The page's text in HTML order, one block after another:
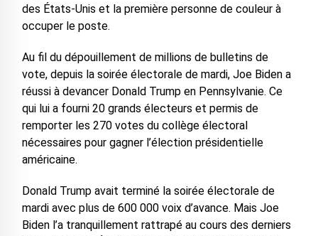
des États-Unis et la première personne de couleur à
occuper le poste.
Au fil du dépouillement de millions de bulletins de
vote, depuis la soirée électorale de mardi, Joe Biden a
réussi à devancer Donald Trump en Pennsylvanie. Ce
qui lui a fourni 20 grands électeurs et permis de
remporter les 270 votes du collège électoral
nécessaires pour gagner l’élection présidentielle
américaine.
Donald Trump avait terminé la soirée électorale de
mardi avec plus de 600 000 voix d’avance. Mais Joe
Biden l’a tranquillement rattrapé au cours des derniers